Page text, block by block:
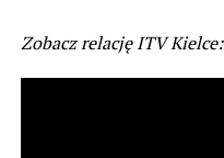
Zobacz relację ITV Kielce: